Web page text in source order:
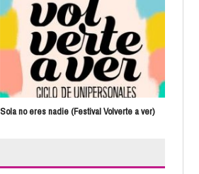
Sola no eres nadie (Festival Volverte a ver)